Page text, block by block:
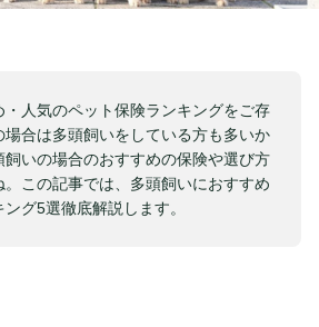
・人気のペット保険ランキングをご存
合は多頭飼いをしている方も多いか
飼いの場合のおすすめの保険や選び方
この記事では、多頭飼いにおすすめ
グ5選徹底解説します。